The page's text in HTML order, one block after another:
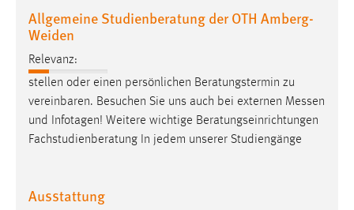
Allgemeine Studienberatung der OTH Amberg-
Weiden
Relevanz:
stellen oder einen persönlichen Beratungstermin zu
vereinbaren. Besuchen Sie uns auch bei externen Messen
und Infotagen! Weitere wichtige Beratungseinrichtungen
Fachstudienberatung In jedem unserer Studiengänge
Ausstattung